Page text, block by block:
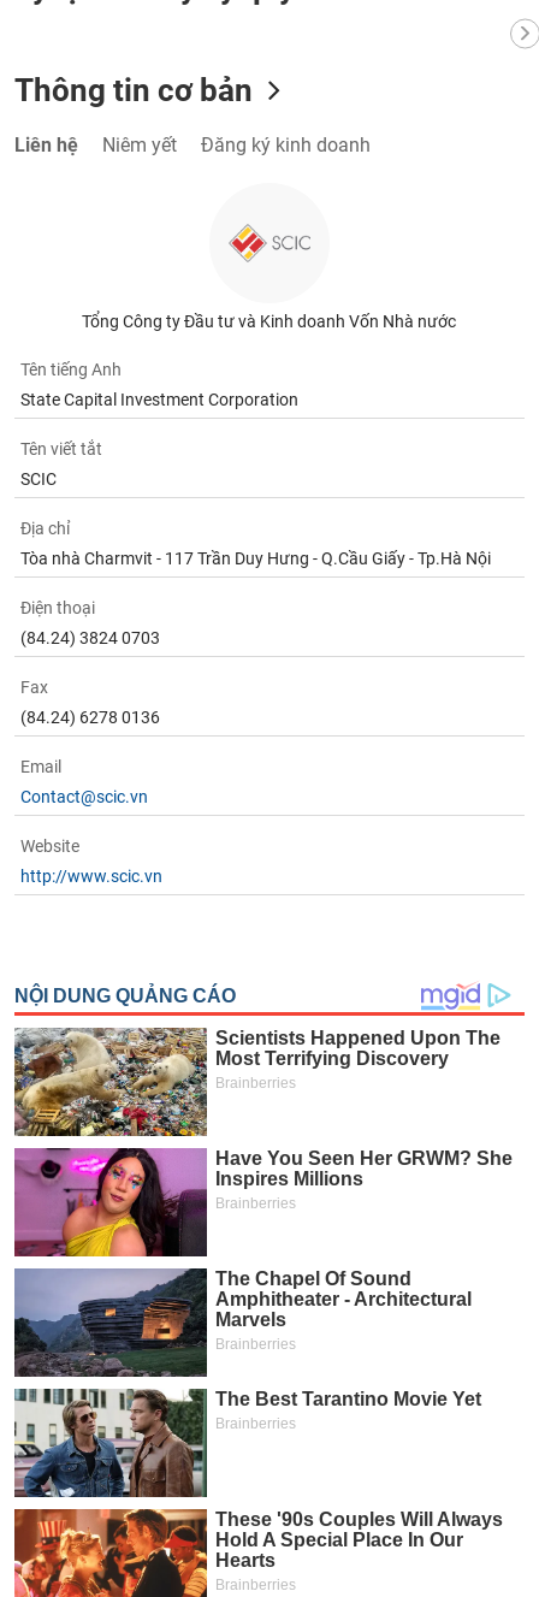
Thông tin cơ bản
Liên hệ Niêm yết Đăng ký kinh doanh
Tổng Công ty Đầu tư và Kinh doanh Vốn Nhà nước
Tên tiếng Anh
State Capital Investment Corporation
Tên viết tắt
SCIC
Địa chỉ
Tòa nhà Charmvit - 117 Trần Duy Hưng - Q.Cầu Giấy - Tp.Hà Nội
Điện thoại
(84.24) 3824 0703
Fax
(84.24) 6278 0136
Email
Contact@scic.vn
Website
http://www.scic.vn